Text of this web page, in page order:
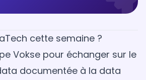
cette semaine ?
Vokse pour échanger sur le
documentée à la data